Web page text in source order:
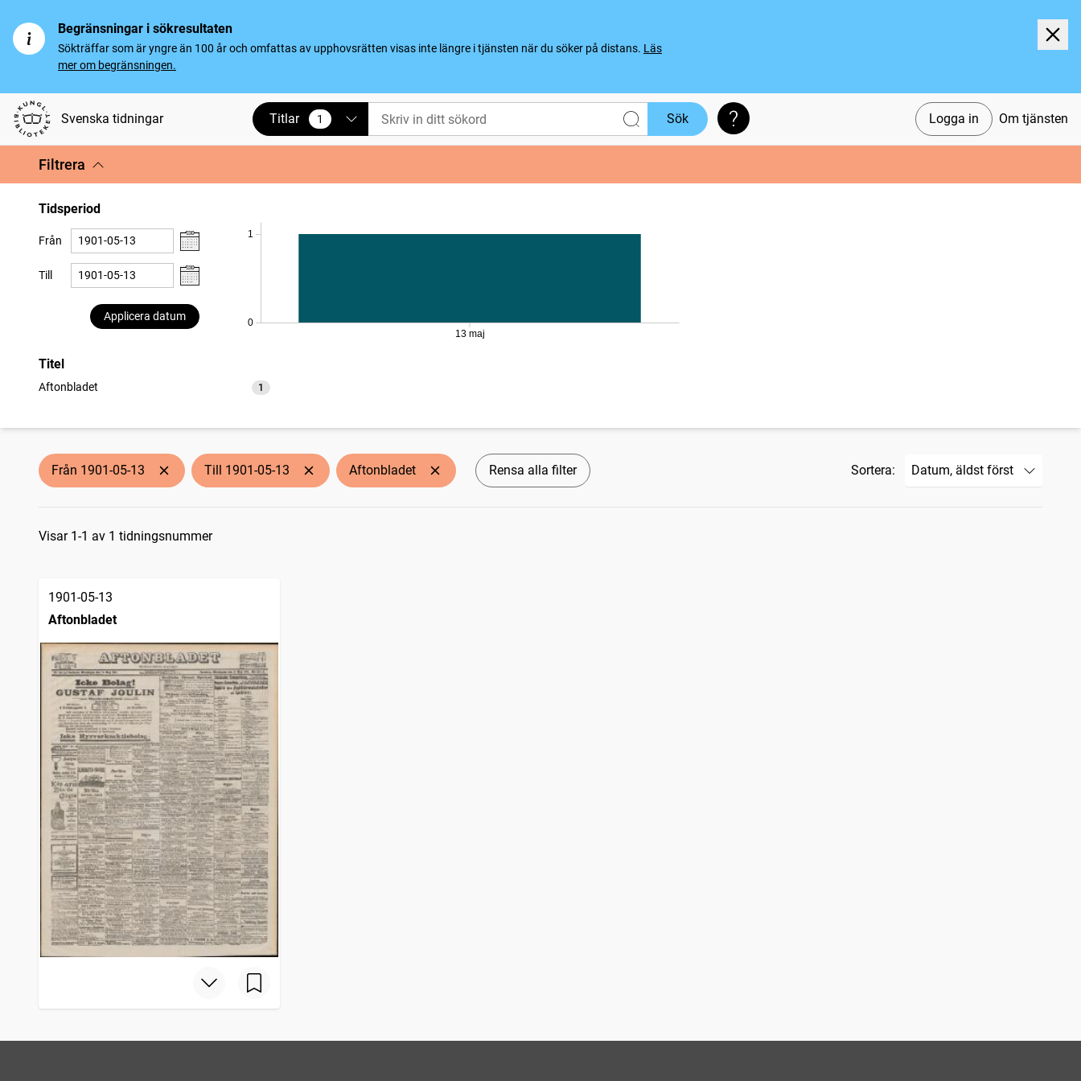
Begränsningar i sökresultaten
Sökträffar som är yngre än 100 år och omfattas av upphovsrätten visas inte längre i tjänsten när du söker på distans. Läs
mer om begränsningen.
Svenska tidningar Logga in Om tjänsten
Titlar 1
vald Sök Söktips
Filtrera
Tidsperiod
Från
Till
Applicera datum
0
1
13 maj
Titel
Aftonbladet 1
träffar
Från 1901-05-13 Till 1901-05-13 Aftonbladet Rensa alla filter Sortera:
Sökresultat
Visar 1-1 av 1 tidningsnummer
1901-05-13
Aftonbladet